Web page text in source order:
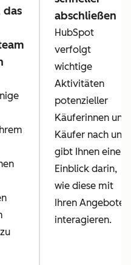
das
abschließen
HubSpot
verfolgt
wichtige
Aktivitäten
potenzieller
Käuferinnen und
Käufer nach und
gibt Ihnen einen
Einblick darin,
wie diese mit
Ihren Angeboten
interagieren.